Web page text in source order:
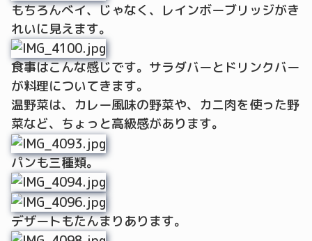
もちろんべイ、じゃなく、レインボーブリッジがき
れいに見えます。
食事はこんな感じです。サラダバーとドリンクバー
が料理についてきます。
温野菜は、カレー風味の野菜や、カニ肉を使った野
菜など、ちょっと高級感があります。
パンも三種類。
デザートもたんまりあります。